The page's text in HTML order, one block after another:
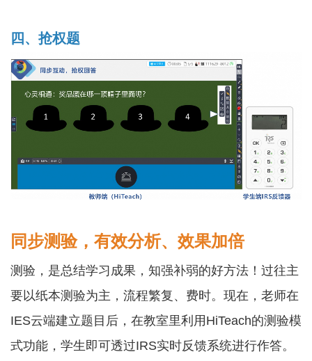
四、抢权题
同步测验，有效分析、效果加倍
测验，是总结学习成果，知强补弱的好方法！过往主
要以纸本测验为主，流程繁复、费时。现在，老师在
IES云端建立题目后，在教室里利用HiTeach的测验模
式功能，学生即可透过IRS实时反馈系统进行作答。